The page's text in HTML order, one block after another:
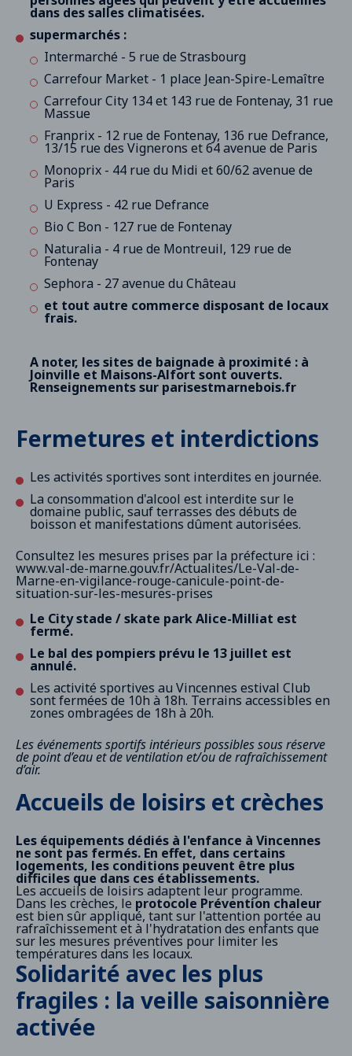
dans des salles climatisées.
supermarchés :
Intermarché - 5 rue de Strasbourg
Carrefour Market - 1 place Jean-Spire-Lemaître
Carrefour City 134 et 143 rue de Fontenay, 31 rue
Massue
Franprix - 12 rue de Fontenay, 136 rue Defrance,
13/15 rue des Vignerons et 64 avenue de Paris
Monoprix - 44 rue du Midi et 60/62 avenue de
Paris
U Express - 42 rue Defrance
Bio C Bon - 127 rue de Fontenay
Naturalia - 4 rue de Montreuil, 129 rue de
Fontenay
Sephora - 27 avenue du Château
et tout autre commerce disposant de locaux
frais.
A noter, les sites de baignade à proximité : à
Joinville et Maisons-Alfort sont ouverts.
Renseignements sur parisestmarnebois.fr
Fermetures et interdictions
Les activités sportives sont interdites en journée.
La consommation d'alcool est interdite sur le
domaine public, sauf terrasses des débuts de
boisson et manifestations dûment autorisées.
Consultez les mesures prises par la préfecture ici :
www.val-de-marne.gouv.fr/Actualites/Le-Val-de-
Marne-en-vigilance-rouge-canicule-point-de-
situation-sur-les-mesures-prises
Le City stade / skate park Alice-Milliat est
fermé.
Le bal des pompiers prévu le 13 juillet est
annulé.
Les activité sportives au Vincennes estival Club
sont fermées de 10h à 18h. Terrains accessibles en
zones ombragées de 18h à 20h.
Les événements sportifs intérieurs possibles sous réserve
de point d’eau et de ventilation et/ou de rafraîchissement
d’air.
Accueils de loisirs et crèches
Les équipements dédiés à l'enfance à Vincennes
ne sont pas fermés. En effet, dans certains
logements, les conditions peuvent être plus
difficiles que dans ces établissements.
Les accueils de loisirs adaptent leur programme.
Dans les crèches, le protocole Prévention chaleur
est bien sûr appliqué, tant sur l'attention portée au
rafraîchissement et à l'hydratation des enfants que
sur les mesures préventives pour limiter les
températures dans les locaux.
Solidarité avec les plus
fragiles : la veille saisonnière
activée